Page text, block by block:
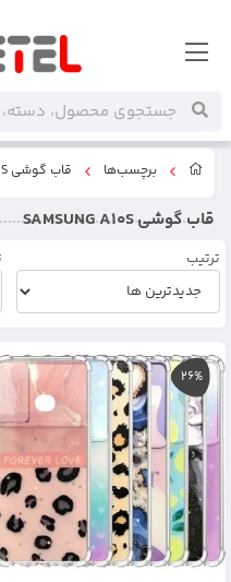
برچسب‌ها قاب گوشی SAMSUNG A10S
قاب گوشی SAMSUNG A10S
ترتیب
26%